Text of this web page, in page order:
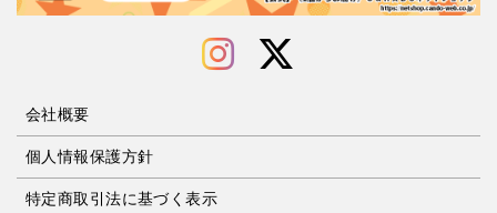
会社概要
個人情報保護方針
特定商取引法に基づく表示